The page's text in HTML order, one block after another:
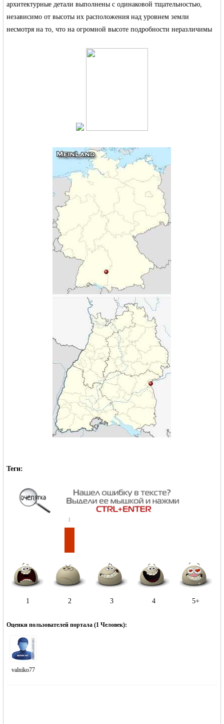
архитектурные детали выполнены с одинаковой тщательностью,
независимо от высоты их расположения над уровнем земли
несмотря на то, что на огромной высоте подробности неразличимы
Теги:
1
1
2 3 4 5+
Оценки пользователей портала (1 Человек):
valniko77